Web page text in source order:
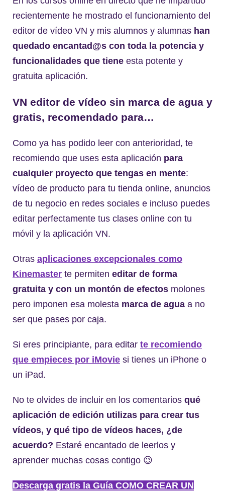
recientemente he mostrado el funcionamiento del
editor de vídeo VN y mis alumnos y alumnas han
quedado encantad@s con toda la potencia y
funcionalidades que tiene esta potente y
gratuita aplicación.
VN editor de vídeo sin marca de agua y
gratis, recomendado para…
Como ya has podido leer con anterioridad, te
recomiendo que uses esta aplicación para
cualquier proyecto que tengas en mente:
vídeo de producto para tu tienda online, anuncios
de tu negocio en redes sociales e incluso puedes
editar perfectamente tus clases online con tu
móvil y la aplicación VN.
Otras aplicaciones excepcionales como
Kinemaster te permiten editar de forma
gratuita y con un montón de efectos molones
pero imponen esa molesta marca de agua a no
ser que pases por caja.
Si eres principiante, para editar te recomiendo
que empieces por iMovie si tienes un iPhone o
un iPad.
No te olvides de incluir en los comentarios qué
aplicación de edición utilizas para crear tus
vídeos, y qué tipo de vídeos haces, ¿de
acuerdo? Estaré encantado de leerlos y
aprender muchas cosas contigo 😉
Descarga gratis la Guía COMO CREAR UN